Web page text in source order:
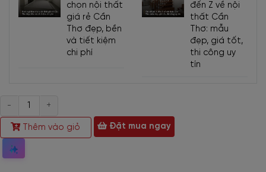
Bàn họp chân sắt đa dạng kích thước khác nhau để bạn có thể
nghiệp
mà còn đa dạng các loại bàn khác nhau như bàn giám đốc,
bàn làm việccá nhân,…
2. Thông số kỹ thuật
chọn nội thất
giá rẻ Cần
Thơ đẹp, bền
và tiết kiệm
chi phí
đến Z về nội
thất Cần
Thơ: mẫu
đẹp, giá tốt,
thi công uy
tín
Số
lượng
Thêm vào giỏ
Đặt mua ngay